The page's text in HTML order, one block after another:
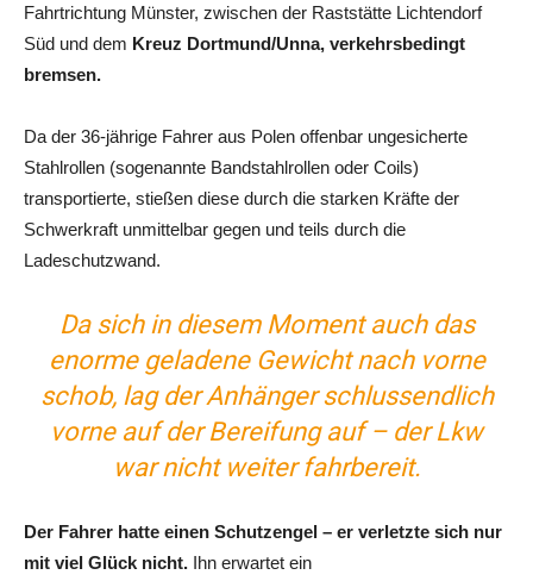
Fahrtrichtung Münster, zwischen der Raststätte Lichtendorf
Süd und dem Kreuz Dortmund/Unna, verkehrsbedingt
bremsen.
Da der 36-jährige Fahrer aus Polen offenbar ungesicherte
Stahlrollen (sogenannte Bandstahlrollen oder Coils)
transportierte, stießen diese durch die starken Kräfte der
Schwerkraft unmittelbar gegen und teils durch die
Ladeschutzwand.
Da sich in diesem Moment auch das
enorme geladene Gewicht nach vorne
schob, lag der Anhänger schlussendlich
vorne auf der Bereifung auf – der Lkw
war nicht weiter fahrbereit.
Der Fahrer hatte einen Schutzengel – er verletzte sich nur
mit viel Glück nicht. Ihn erwartet ein